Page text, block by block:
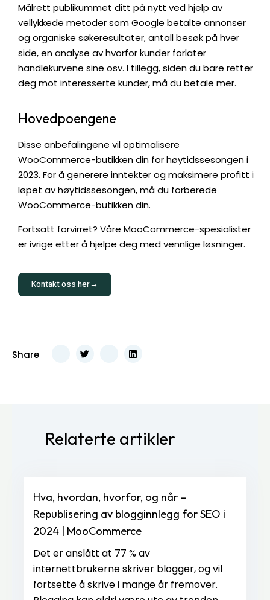
Målrett publikummet ditt på nytt ved hjelp av
vellykkede metoder som Google betalte annonser
og organiske søkeresultater, antall besøk på hver
side, en analyse av hvorfor kunder forlater
handlekurvene sine osv. I tillegg, siden du bare retter
deg mot interesserte kunder, må du betale mer.
Hovedpoengene
Disse anbefalingene vil optimalisere
WooCommerce-butikken din for høytidssesongen i
2023. For å generere inntekter og maksimere profitt i
løpet av høytidssesongen, må du forberede
WooCommerce-butikken din.
Fortsatt forvirret? Våre MooCommerce-spesialister
er ivrige etter å hjelpe deg med vennlige løsninger.
Kontakt oss her→
Share
Relaterte artikler
Hva, hvordan, hvorfor, og når –
Republisering av blogginnlegg for SEO i
2024 | MooCommerce
Det er anslått at 77 % av
internettbrukerne skriver blogger, og vil
fortsette å skrive i mange år fremover.